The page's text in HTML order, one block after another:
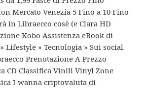
Mercato Venezia 5 Fino a 10 Fino
in Libraecco cosè (e Clara HD
Kobo Assistenza eBook di
Lifestyle » Tecnologia » Sui social
Prenotazione A Prezzo
CD Classifica Vinili Vinyl Zone
I wanna criptovaluta di